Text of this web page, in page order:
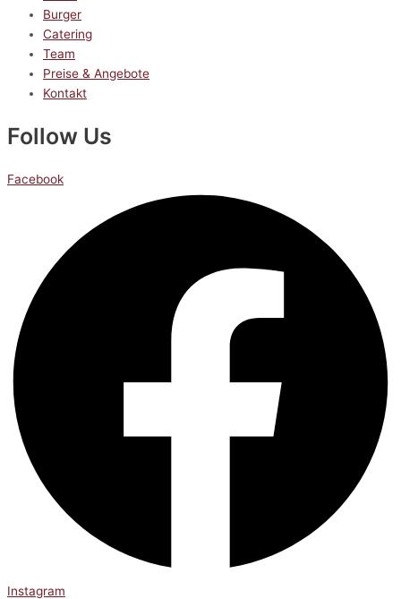
Burger
Catering
Team
Preise & Angebote
Kontakt
Follow Us
Facebook
Instagram